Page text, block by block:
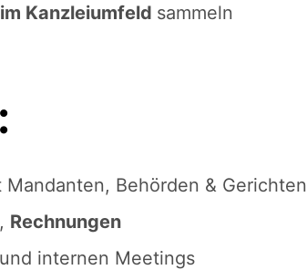
Kanzleiumfeld sammeln
Mandanten, Behörden & Gerichten
, Rechnungen
internen Meetings